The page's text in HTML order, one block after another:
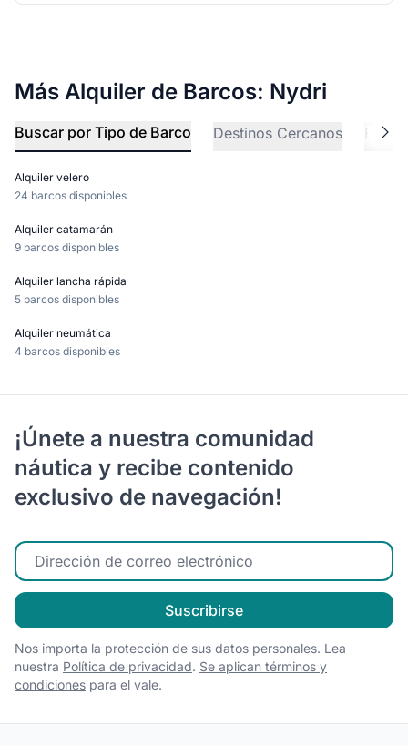
Más Alquiler de Barcos: Nydri
Buscar por Tipo de Barco Destinos Cercanos
Alquiler velero
24 barcos disponibles
Alquiler catamarán
9 barcos disponibles
Alquiler lancha rápida
5 barcos disponibles
Alquiler neumática
4 barcos disponibles
¡Únete a nuestra comunidad
náutica y recibe contenido
exclusivo de navegación!
Ingrese su correo electrónico
Suscribirse
Nos importa la protección de sus datos personales. Lea
nuestra Política de privacidad. Se aplican términos y
condiciones para el vale.